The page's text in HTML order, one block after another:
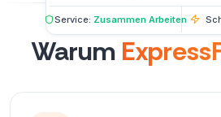
Service: Zusammen Arbeiten
Warum